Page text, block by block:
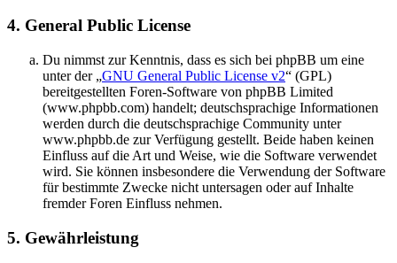
4. General Public License
Du nimmst zur Kenntnis, dass es sich bei phpBB um eine
unter der „GNU General Public License v2“ (GPL)
bereitgestellten Foren-Software von phpBB Limited
(www.phpbb.com) handelt; deutschsprachige Informationen
werden durch die deutschsprachige Community unter
www.phpbb.de zur Verfügung gestellt. Beide haben keinen
Einfluss auf die Art und Weise, wie die Software verwendet
wird. Sie können insbesondere die Verwendung der Software
für bestimmte Zwecke nicht untersagen oder auf Inhalte
fremder Foren Einfluss nehmen.
5. Gewährleistung